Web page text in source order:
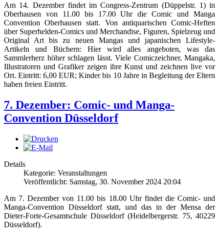
Am 14. Dezember findet im Congress-Zentrum (Düppelstr. 1) in
Oberhausen von 11.00 bis 17.00 Uhr die Comic und Manga
Convention Oberhausen statt. Von antiquarischen Comic-Heften
über Superhelden-Comics und Merchandise, Figuren, Spielzeug und
Original Art bis zu neuen Mangas und japanischen Lifestyle-
Artikeln und Büchern: Hier wird alles angeboten, was das
Sammlerherz höher schlagen lässt. Viele Comiczeichner, Mangaka,
Illustratoren und Grafiker zeigen ihre Kunst und zeichnen live vor
Ort. Eintritt: 6,00 EUR; Kinder bis 10 Jahre in Begleitung der Eltern
haben freien Eintritt.
7. Dezember: Comic- und Manga-
Convention Düsseldorf
Details
Kategorie: Veranstaltungen
Veröffentlicht: Samstag, 30. November 2024 20:04
Am 7. Dezember von 11.00 bis 18.00 Uhr findet die Comic- und
Manga-Convention Düsseldorf statt, und das in der Mensa der
Dieter-Forte-Gesamtschule Düsseldorf (Heidelbergerstr. 75, 40229
Düsseldorf).